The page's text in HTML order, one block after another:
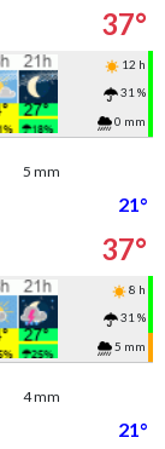
37°
12 h
31 %
0 mm
5 mm
21°
37°
8 h
31 %
5 mm
4 mm
21°